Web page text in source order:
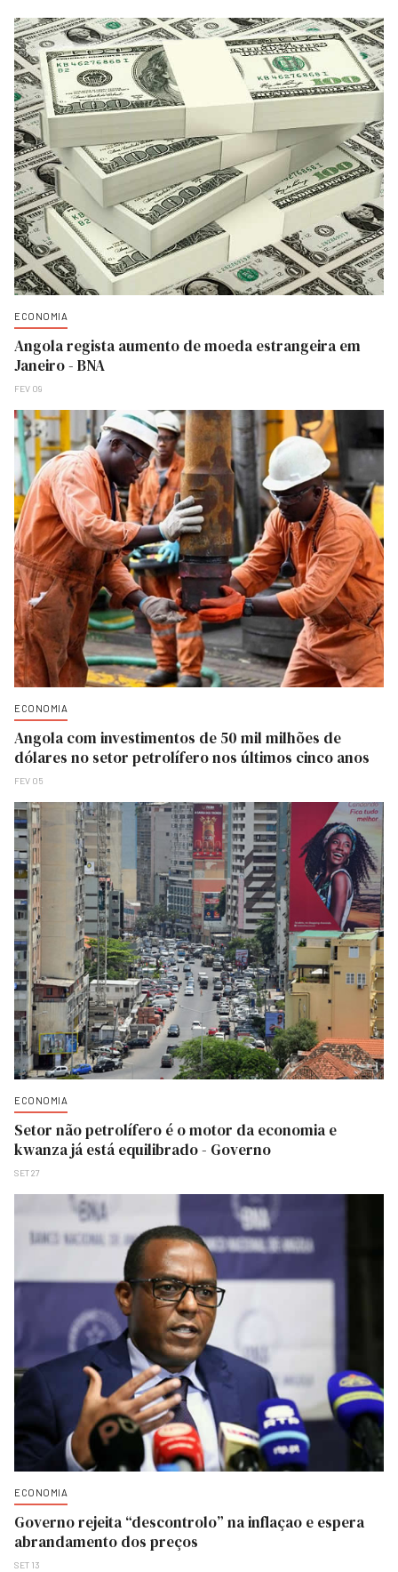
ECONOMIA
Angola regista aumento de moeda estrangeira em
Janeiro - BNA
FEV 09
ECONOMIA
Angola com investimentos de 50 mil milhões de
dólares no setor petrolífero nos últimos cinco anos
FEV 05
ECONOMIA
Setor não petrolífero é o motor da economia e
kwanza já está equilibrado - Governo
SET 27
ECONOMIA
Governo rejeita “descontrolo” na inflaçao e espera
abrandamento dos preços
SET 13